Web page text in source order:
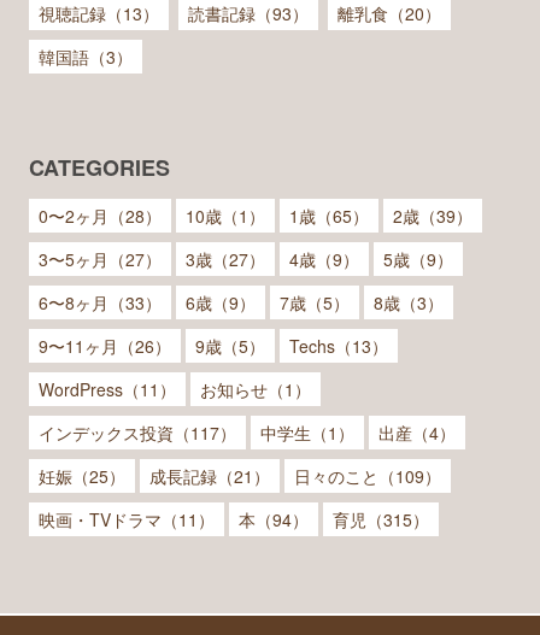
視聴記録（13）
読書記録（93）
離乳食（20）
韓国語（3）
CATEGORIES
0〜2ヶ月（28） 10歳（1） 1歳（65）
2歳（39）
3〜5ヶ月（27）
3歳（27） 4歳（9）
5歳（9）
6〜8ヶ月（33）
6歳（9） 7歳（5）
8歳（3）
9〜11ヶ月（26）
9歳（5）
Techs（13）
WordPress（11）
お知らせ（1）
インデックス投資（117）
中学生（1）
出産（4）
妊娠（25）
成長記録（21）
日々のこと（109）
映画・TVドラマ（11）
本（94） 育児（315）